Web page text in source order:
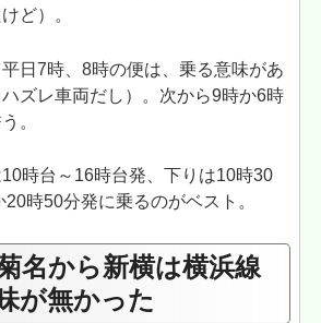
ど）。
平日7時、8時の便は、乗る意味があ
ズレ車両だし）。次から9時か6時
。
時台～16時台発、下りは10時30
時50分発に乗るのがベスト。
名から新横は横浜線
が無かった